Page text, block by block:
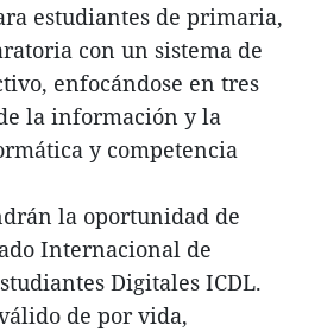
estudiantes de primaria,
con un sistema de
enfocándose en tres
la información y la
y competencia
la oportunidad de
Internacional de
Digitales ICDL.
de por vida,